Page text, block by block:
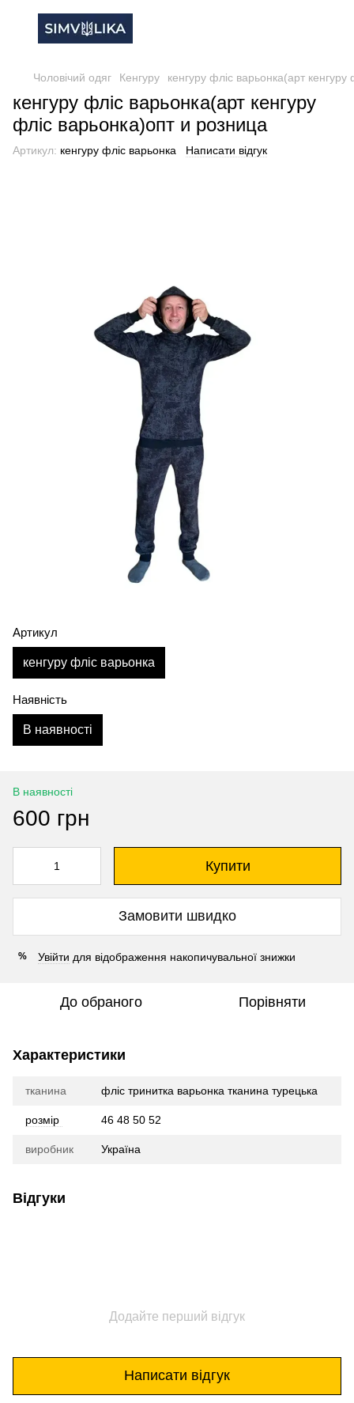
Чоловічий одяг Кенгуру кенгуру фліс варьонка(арт
кенгуру фліс варьонка(арт кенгуру
фліс варьонка)опт и розница
Артикул: кенгуру фліс варьонка Написати відгук
Артикул
кенгуру фліс варьонка
Наявність
В наявності
В наявності
600 грн
Купити
Замовити швидко
% Увійти для відображення накопичувальної знижки
До обраного Порівняти
Характеристики
тканина фліс тринитка варьонка тканина турецька
розмір 46 48 50 52
виробник Україна
Відгуки
Додайте перший відгук
Написати відгук